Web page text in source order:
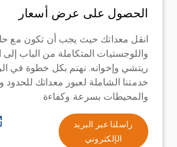
الحصول على عرض أسعار
انقل معداتك حيث يجب أن تكون مع
واللوجستيات المتكاملة من الباب
ريتشي وإخوانه. نهتم بكل خطوة في
خدمتنا الشاملة لعبور معداتك للحدود
والمحيطات بسرعة وكفاءة
راسلنا عبر البريد
الإلكتروني